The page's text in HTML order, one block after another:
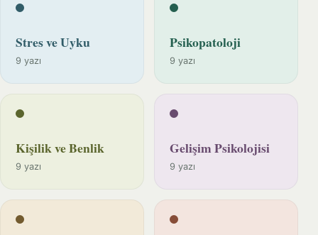
Stres ve Uyku
9 yazı
Psikopatoloji
9 yazı
Kişilik ve Benlik
9 yazı
Gelişim Psikolojisi
9 yazı